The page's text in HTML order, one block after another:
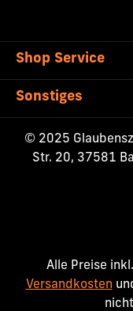
Shop Service
Sonstiges
© 2025
Str. 20, 37581
Alle Preise
Versandkosten